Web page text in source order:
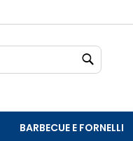
BARBECUE E FORNELLI
prodotti nella tua lista
Annulla Accedi